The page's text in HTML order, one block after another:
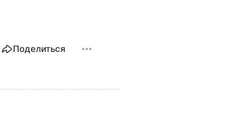
Поделиться